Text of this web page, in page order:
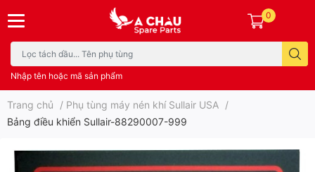
Nhập tên hoặc mã sản phẩm
0
Trang chủ / Phụ tùng máy nén khí Sullair USA /
Bảng điều khiển Sullair-88290007-999